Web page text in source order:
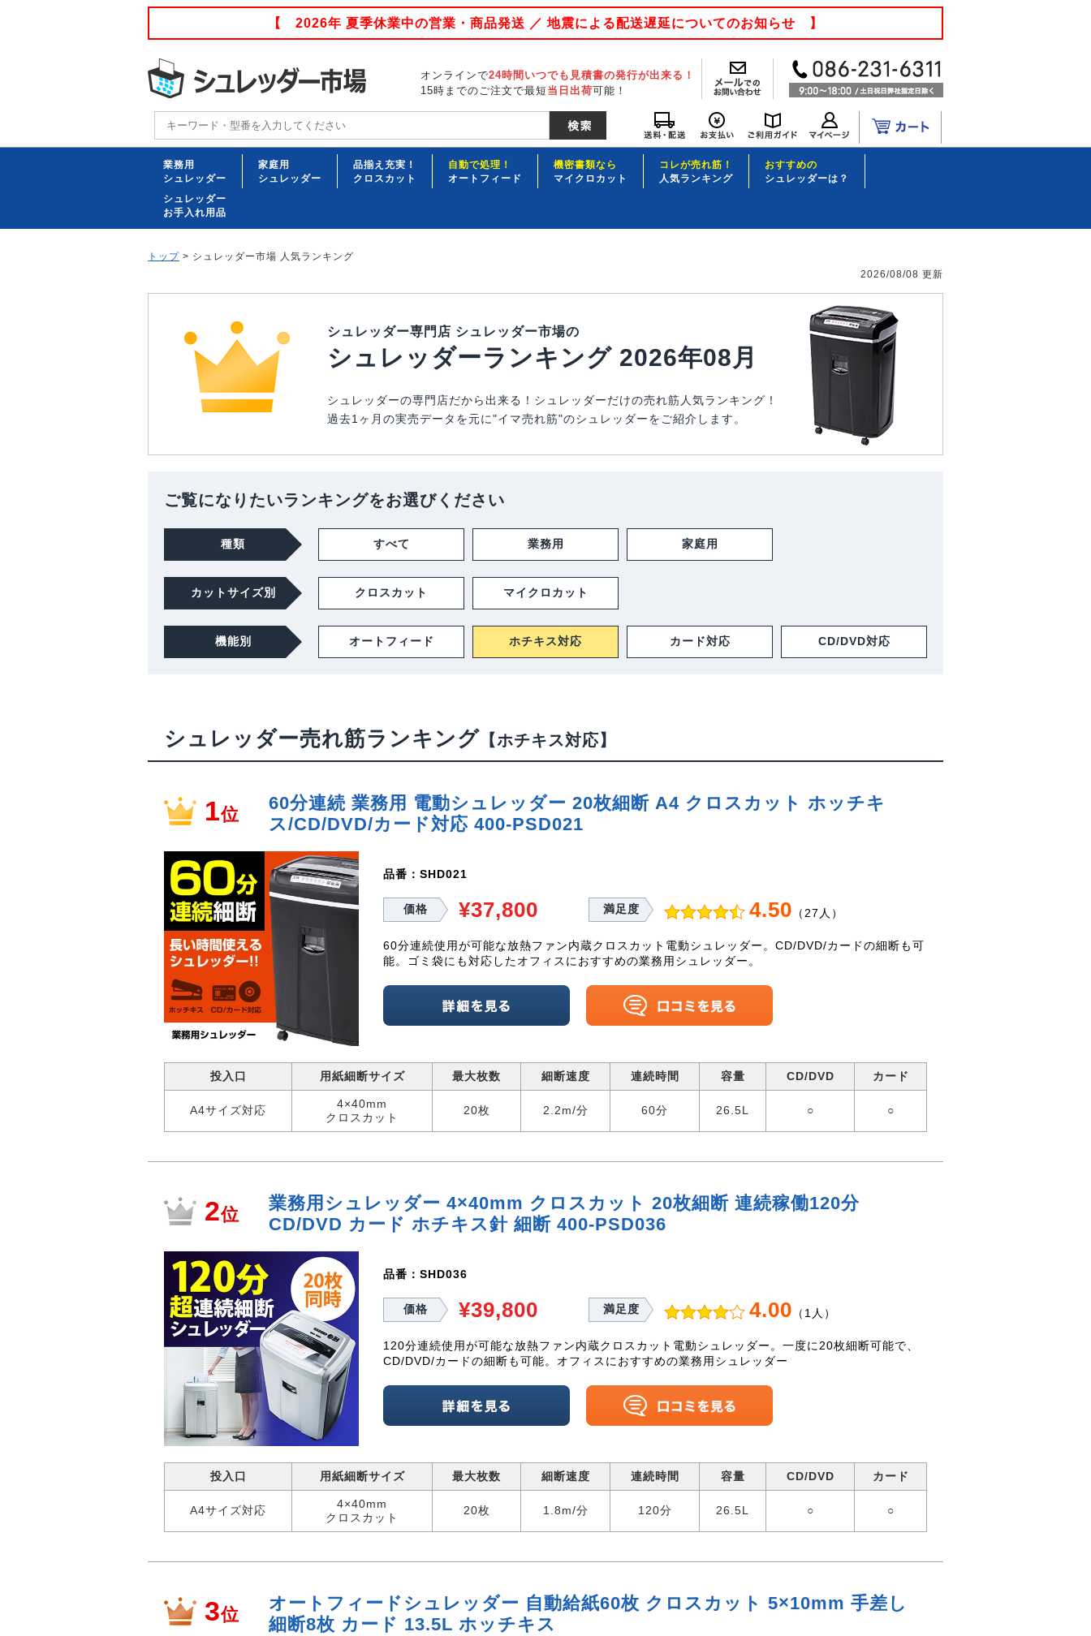
【 2026年 夏季休業中の営業・商品発送 ／ 地震による配送遅延についてのお知らせ 】
オンラインで24時間いつでも見積書の発行が出来る！
15時までのご注文で最短 当日出荷可能！
業務用
シュレッダー
家庭用
シュレッダー
品揃え充実！
クロスカット
自動で処理！
オートフィード
機密書類なら
マイクロカット
コレが売れ筋！
人気ランキング
おすすめの
シュレッダーは？
シュレッダー
お手入れ用品
トップ > シュレッダー市場 人気ランキング
2026/08/08 更新
シュレッダー専門店 シュレッダー市場の
シュレッダーランキング 2026年08月
シュレッダーの専門店だから出来る！シュレッダーだけの売れ筋人気ランキング！
過去1ヶ月の実売データを元に"イマ売れ筋"のシュレッダーをご紹介します。
ご覧になりたいランキングをお選びください
種類 すべて 業務用 家庭用
カットサイズ別 クロスカット マイクロカット
機能別 オートフィード ホチキス対応 カード対応 CD/DVD対応
シュレッダー売れ筋ランキング 【ホチキス対応】
1位
60分連続 業務用 電動シュレッダー 20枚細断 A4 クロスカット ホッチキ
ス/CD/DVD/カード対応 400-PSD021
品番：SHD021
価格 ¥37,800 満足度 4.50 （27人）
60分連続使用が可能な放熱ファン内蔵クロスカット電動シュレッダー。CD/DVD/カードの細断も可
能。ゴミ袋にも対応したオフィスにおすすめの業務用シュレッダー。
投入口 用紙細断サイズ 最大枚数 細断速度 連続時間 容量 CD/DVD カード
A4サイズ対応
4×40mm
クロスカット
20枚 2.2m/分 60分 26.5L ○ ○
2位
業務用シュレッダー 4×40mm クロスカット 20枚細断 連続稼働120分
CD/DVD カード ホチキス針 細断 400-PSD036
品番：SHD036
価格 ¥39,800 満足度 4.00 （1人）
120分連続使用が可能な放熱ファン内蔵クロスカット電動シュレッダー。一度に20枚細断可能で、
CD/DVD/カードの細断も可能。オフィスにおすすめの業務用シュレッダー
投入口 用紙細断サイズ 最大枚数 細断速度 連続時間 容量 CD/DVD カード
A4サイズ対応
4×40mm
クロスカット
20枚 1.8m/分 120分 26.5L ○ ○
3位
オートフィードシュレッダー 自動給紙60枚 クロスカット 5×10mm 手差し
細断8枚 カード 13.5L ホッチキス